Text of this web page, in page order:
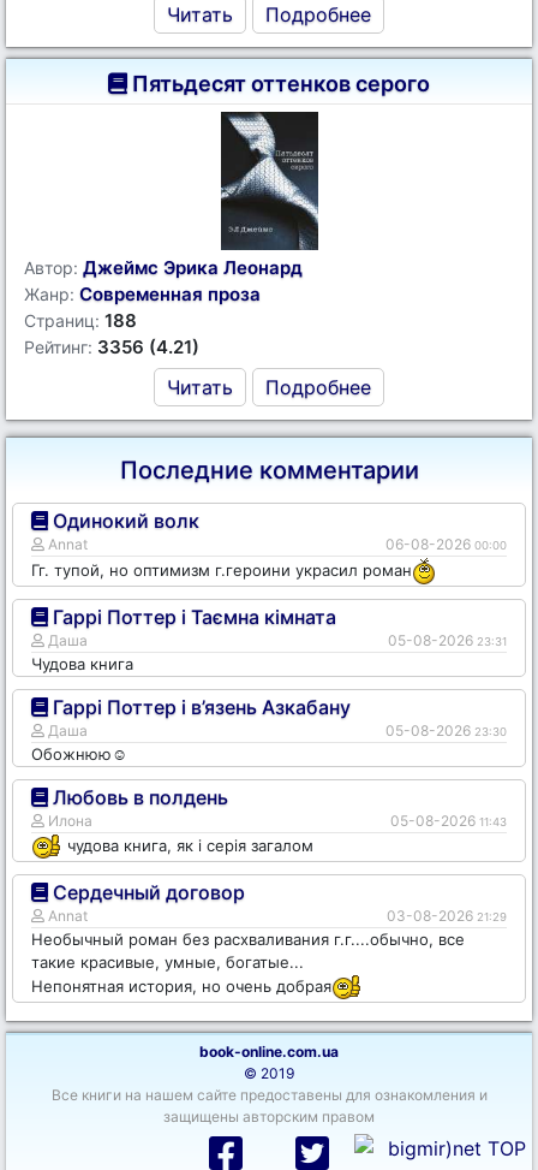
Читать Подробнее
Пятьдесят оттенков серого
Автор: Джеймс Эрика Леонард
Жанр: Современная проза
Страниц: 188
Рейтинг: 3356 (4.21)
Читать Подробнее
Последние комментарии
Одинокий волк
Annat 06-08-2026 00:00
Гг. тупой, но оптимизм г.героини украсил роман
Гаррі Поттер і Таємна кімната
Даша 05-08-2026 23:31
Чудова книга
Гаррі Поттер і в’язень Азкабану
Даша 05-08-2026 23:30
Обожнюю☺️
Любовь в полдень
Илона 05-08-2026 11:43
чудова книга, як і серія загалом
Сердечный договор
Annat 03-08-2026 21:29
Необычный роман без расхваливания г.г....обычно, все
такие красивые, умные, богатые...
Непонятная история, но очень добрая
book-online.com.ua
© 2019
Все книги на нашем сайте предоставены для ознакомления и
защищены авторским правом